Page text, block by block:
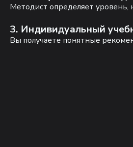
Методист определяет уровень,
3. Индивидуальный
Вы получаете понятные